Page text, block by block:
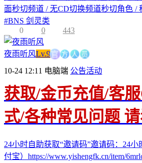
面秒切频道 / 无CD切换频道秒切角色 /
#BNS 剑灵类
0
0 443
夜雨听风Lv.9官方人员
10-24 12:11 电脑端 公告活动
获取/金币充值/客
式/各种常见问题
24小时自助获取“邀请码”邀请码：24
付宝）https://www.yishengfk.cn/item/